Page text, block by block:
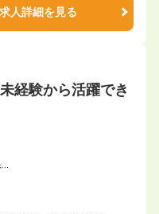
求人詳細を見る
経験から活躍でき